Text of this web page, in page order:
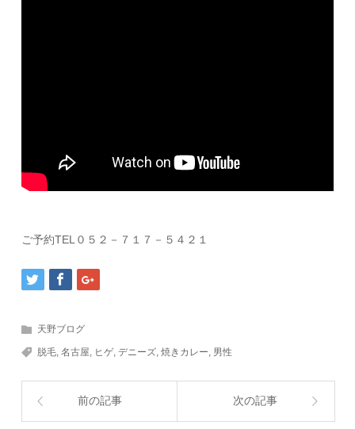
ご予約TEL０５２－７１７－５４２１
天野ブログ
脱毛,名古屋, ヒゲ,デニーズ,焼きカレー, 男性
前の記事 次の記事